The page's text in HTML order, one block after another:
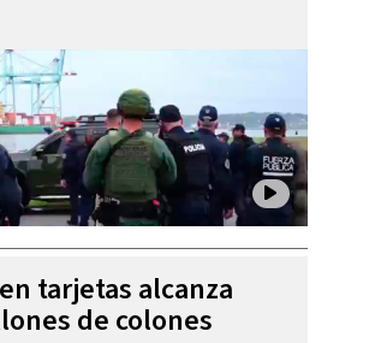
tarjetas alcanza
de colones